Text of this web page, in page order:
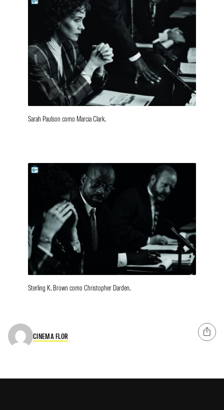
Sarah Paulson como Marcia Clark.
Sterling K. Brown como Christopher Darden.
CINEMA FLOR